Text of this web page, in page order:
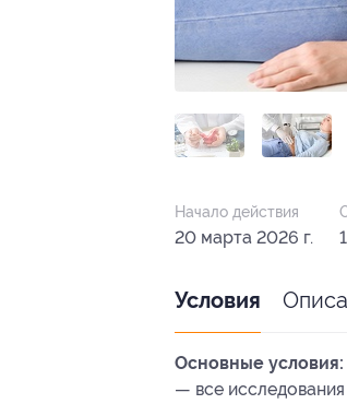
Начало действия
20 марта 2026 г.
Условия
Основные условия:
— все